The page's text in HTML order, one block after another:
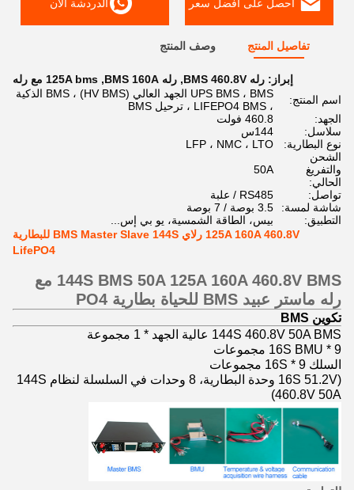
احصل على افضل سعر الدردشة الآن
تفاصيل المنتج وصف المنتج
إبراز: رله BMS 460.8V , رله BMS 160A , 125A bms مع رله
اسم المنتج:
UPS BMS ، BMS الجهد العالي (HV BMS) ، BMS الذكية
، LIFEPO4 BMS ، ترحيل BMS
الجهد:
460.8 فولت
سلاسل:
144س
نوع البطارية:
LFP ، NMC ، LTO
الشحن
والتفريغ
الحالي:
50A
تواصل:
RS485 / علبة
شاشة لمسة:
3.5 بوصة / 7 بوصة
التطبيق:
بيس، الطاقة الشمسية، يو بي إس...
125A 160A 460.8V رلاي BMS Master Slave 144S للبطارية
LifePO4
144S BMS 50A 125A 160A 460.8V BMS مع
رله ماستر عبيد BMS للحياة بطارية PO4
تكوين BMS
144S 460.8V 50A BMS عالية الجهد * 1 مجموعة
16S BMU * 9 مجموعات
السلك 16S * 9 مجموعات
(16S 51.2V وحدة البطارية، 8 وحدات في السلسلة لنظام 144S
460.8V 50A)